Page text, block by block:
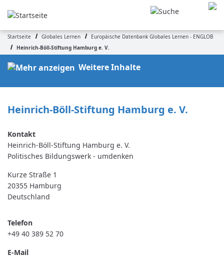
zum
Pfadnavigation
Startseite Globales Lernen
Europäische Datenbank Globales Lernen - ENGLOB
Heinrich-Böll-Stiftung Hamburg e. V.
Weitere Inhalte
Heinrich-Böll-Stiftung Hamburg e. V.
Heinrich-Böll-Stiftung Hamburg e. V.
Politisches Bildungswerk - umdenken
Kurze Straße 1
20355 Hamburg
Deutschland
Telefon
+49 40 389 52 70
E-Mail